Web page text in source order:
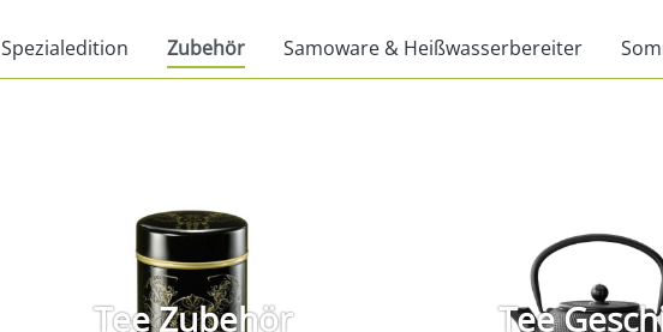
Spezialedition Zubehör Samoware & Heißwasserbereiter
Tee Zubehör Tee